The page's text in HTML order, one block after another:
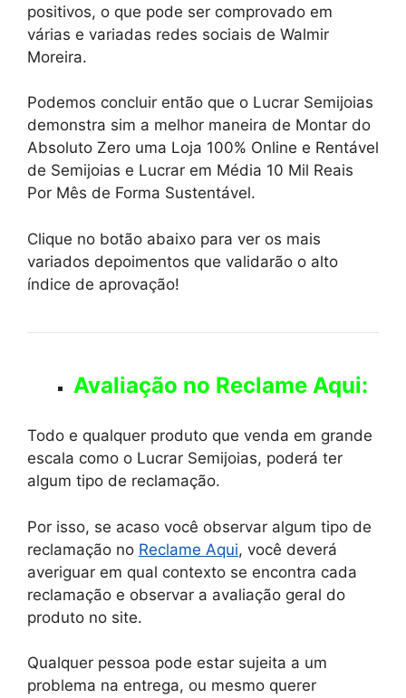
positivos, o que pode ser comprovado em
várias e variadas redes sociais de Walmir
Moreira.
Podemos concluir então que o Lucrar Semijoias
demonstra sim a melhor maneira de Montar do
Absoluto Zero uma Loja 100% Online e Rentável
de Semijoias e Lucrar em Média 10 Mil Reais
Por Mês de Forma Sustentável.
Clique no botão abaixo para ver os mais
variados depoimentos que validarão o alto
índice de aprovação!
Avaliação no Reclame Aqui:
Todo e qualquer produto que venda em grande
escala como o Lucrar Semijoias, poderá ter
algum tipo de reclamação.
Por isso, se acaso você observar algum tipo de
reclamação no Reclame Aqui, você deverá
averiguar em qual contexto se encontra cada
reclamação e observar a avaliação geral do
produto no site.
Qualquer pessoa pode estar sujeita a um
problema na entrega, ou mesmo querer